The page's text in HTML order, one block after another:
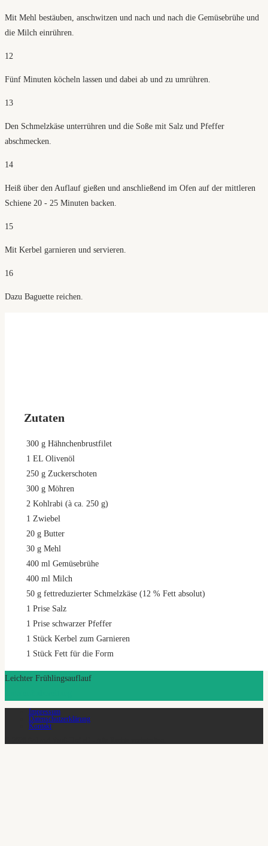
Mit Mehl bestäuben, anschwitzen und nach und nach die Gemüsebrühe und
die Milch einrühren.
12
Fünf Minuten köcheln lassen und dabei ab und zu umrühren.
13
Den Schmelzkäse unterrühren und die Soße mit Salz und Pfeffer
abschmecken.
14
Heiß über den Auflauf gießen und anschließend im Ofen auf der mittleren
Schiene 20 - 25 Minuten backen.
15
Mit Kerbel garnieren und servieren.
16
Dazu Baguette reichen.
Zutaten
300 g Hähnchenbrustfilet
1 EL Olivenöl
250 g Zuckerschoten
300 g Möhren
2 Kohlrabi (à ca. 250 g)
1 Zwiebel
20 g Butter
30 g Mehl
400 ml Gemüsebrühe
400 ml Milch
50 g fettreduzierter Schmelzkäse (12 % Fett absolut)
1 Prise Salz
1 Prise schwarzer Pfeffer
1 Stück Kerbel zum Garnieren
1 Stück Fett für die Form
Leichter Frühlingsauflauf
Impressum
Datenschutzerklärung
Kontakt